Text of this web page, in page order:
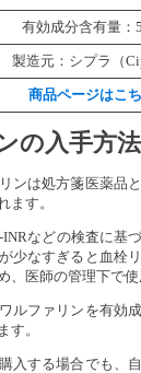
有効成分含有量：
製造元：シプラ（
商品ページはこ
の入手方法
ンは処方箋医薬品
ます。
INRなどの検査に基
少なすぎると血栓
、医師の管理下で使
ルファリンを有効
す。
入する場合でも、